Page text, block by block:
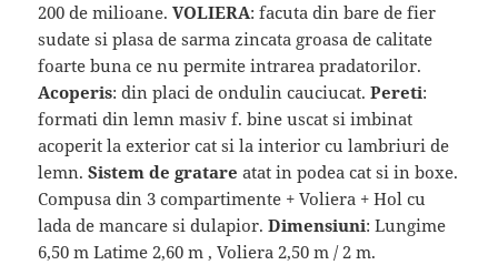
200 de milioane.VOLIERA: facuta din bare de fier
sudate si plasa de sarma zincata groasa de calitate
foarte buna ce nu permite intrarea pradatorilor.
Acoperis: din placi de ondulin cauciucat.Pereti:
formati din lemn masiv f. bine uscat si imbinat
acoperit la exterior cat si la interior cu lambriuri de
lemn.Sistem de gratare atat in podea cat si in boxe.
Compusa din 3 compartimente + Voliera + Hol cu
lada de mancare si dulapior.Dimensiuni: Lungime
6,50 m Latime 2,60 m , Voliera 2,50 m / 2 m.